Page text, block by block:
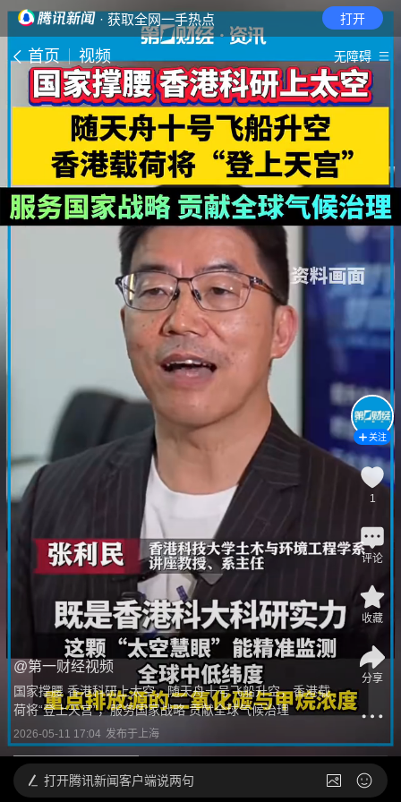
· 获取全网一手热点 打开
首页 视频 无障碍
@第一财经视频
国家撑腰 香港科研上太空，随天舟十号飞船升空，香港载
荷将“登上天宫”，服务国家战略 贡献全球气候治理
2026-05-11 17:04 发布于上海
关注
1
评论
收藏
分享
打开腾讯新闻客户端说两句